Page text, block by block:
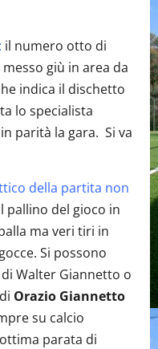
il numero otto di
giù in area da
indica il dischetto
lo specialista
parità la gara. Si va
della partita non
pallino del gioco in
ma veri tiri in
Si possono
Walter Giannetto o
Orazio Giannetto
su calcio
parata di